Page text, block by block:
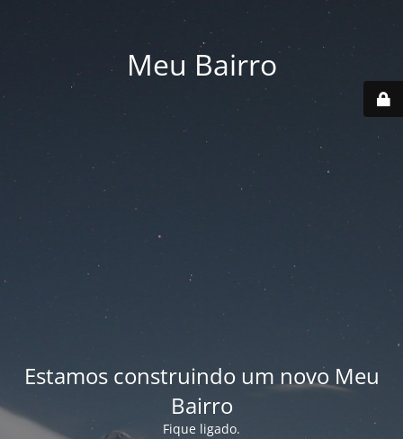
Meu Bairro
Estamos construindo um novo Meu
Bairro
Fique ligado.